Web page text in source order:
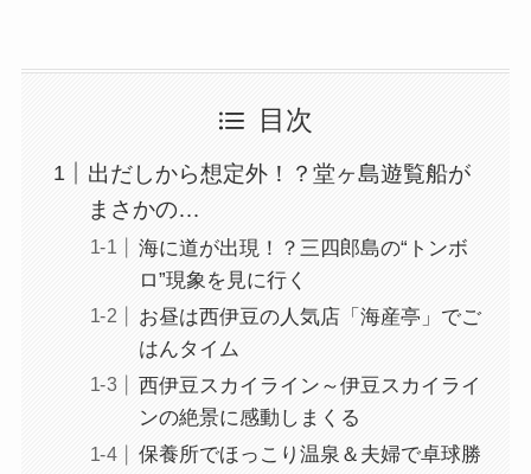
目次
出だしから想定外！？堂ヶ島遊覧船が
まさかの…
海に道が出現！？三四郎島の“トンボ
ロ”現象を見に行く
お昼は西伊豆の人気店「海産亭」でご
はんタイム
西伊豆スカイライン～伊豆スカイライ
ンの絶景に感動しまくる
保養所でほっこり温泉＆夫婦で卓球勝